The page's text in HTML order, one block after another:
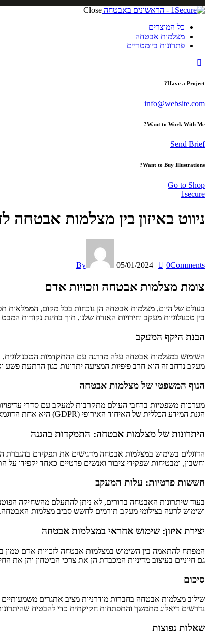
Close
כל המוצרים
מצלמות אבטחה
פתרונות ביומטריים
Have a Project?
info@website.com
Want to Work With Me?
Send Brief
Want to Buy Illustrations?
Go to Shop
1secure
ניווט באיזון בין מצלמות אבטחה
By 05/01/2024 0Comments
צומת מצלמות אבטחה וזכויות אדם
בעולם של היום, מצלמות אבטחה הן נוכחות בכל מקום, הממלאות
בין טכנולוגיות מעקב וחירויות האזרח שלנו, תוך בחינת נקודות
הבנת היקף המעקב
השימוש במצלמות אבטחה עלה מדרגה עם ההתקדמות הטכנולוגית,
מעקב נרחב זה הוא חרב פיפיות המציעה יתרונות כגון הרתעת פשע
הנוף המשפטי של מצלמות אבטחה
מערכות משפטיות ברחבי העולם מתקרבות למעקב עם סדרי
הגנת המידע הכללית של האיחוד האירופי (GDPR) היא אחת הדוגמאות שיוצרות תקדים לשמירה על נתונים אישיים ופרטיות לנוכח הגברת המעקבים.
היתרונות של מצלמות אבטחה: התמקדות בהגנה
הדוגלים בשימוש במצלמות אבטחה מדגישים את תפקידם בהגברת
וחשבון, ומבטיחות שפקידי ציבור ואנשים פרטיים כאחד יקפידו על
חששות פרטיות: עלות המעקב
בעוד שיתרונות האבטחה ברורים, לא ניתן להתעלם מהשחיקה
ושימוש לרעה בצילומי מעקב תורמים לחשש סביב מצלמות האבטחה.
יצירת איזון: שימוש אחראי במצלמות אבטחה
המפתח להתאמה בין השימוש במצלמות אבטחה לזכויות אדם טמון
גם חיוניים בעיצוב מדיניות המכבדת הן את צרכי הביטחון והן את
סיכום
שילוב מצלמות אבטחה בחברות מודרניות מציב אתגרים משמעותיים
נדרשים דיאלוג מתמשך והתפתחות חקיקתית כדי להבטיח
שאלות נפוצות